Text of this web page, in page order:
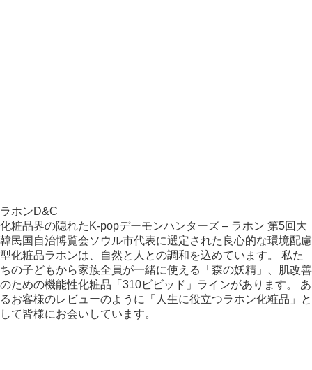
ラホンD&C
化粧品界の隠れたK-popデーモンハンターズ – ラホン 第5回大
韓民国自治博覧会ソウル市代表に選定された良心的な環境配慮
型化粧品ラホンは、自然と人との調和を込めています。 私た
ちの子どもから家族全員が一緒に使える「森の妖精」、肌改善
のための機能性化粧品「310ビビッド」ラインがあります。 あ
るお客様のレビューのように「人生に役立つラホン化粧品」と
して皆様にお会いしています。